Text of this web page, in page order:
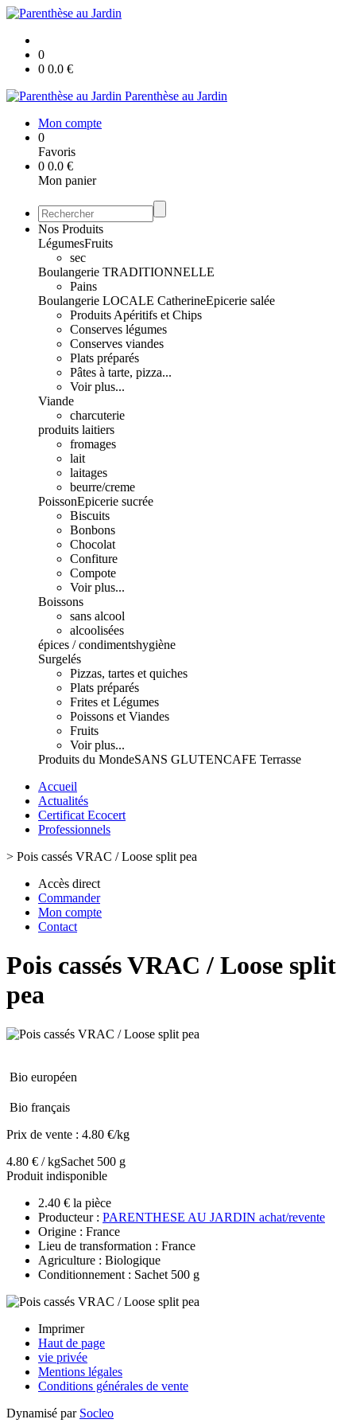
0
0 0.0 €
Parenthèse au Jardin
Mon compte
0
Favoris
0 0.0 €
Mon panier
Nos Produits
LégumesFruits
sec
Boulangerie TRADITIONNELLE
Pains
Boulangerie LOCALE CatherineEpicerie salée
Produits Apéritifs et Chips
Conserves légumes
Conserves viandes
Plats préparés
Pâtes à tarte, pizza...
Voir plus...
Viande
charcuterie
produits laitiers
fromages
lait
laitages
beurre/creme
PoissonEpicerie sucrée
Biscuits
Bonbons
Chocolat
Confiture
Compote
Voir plus...
Boissons
sans alcool
alcoolisées
épices / condimentshygiène
Surgelés
Pizzas, tartes et quiches
Plats préparés
Frites et Légumes
Poissons et Viandes
Fruits
Voir plus...
Produits du MondeSANS GLUTENCAFE Terrasse
Accueil
Actualités
Certificat Ecocert
Professionnels
> Pois cassés VRAC / Loose split pea
Accès direct
Commander
Mon compte
Contact
Pois cassés VRAC / Loose split
pea
Bio européen
Bio français
Prix de vente : 4.80 €/kg
4.80 € / kgSachet 500 g
Produit indisponible
2.40 € la pièce
Producteur : PARENTHESE AU JARDIN achat/revente
Origine : France
Lieu de transformation : France
Agriculture : Biologique
Conditionnement : Sachet 500 g
Imprimer
Haut de page
vie privée
Mentions légales
Conditions générales de vente
Dynamisé par Socleo